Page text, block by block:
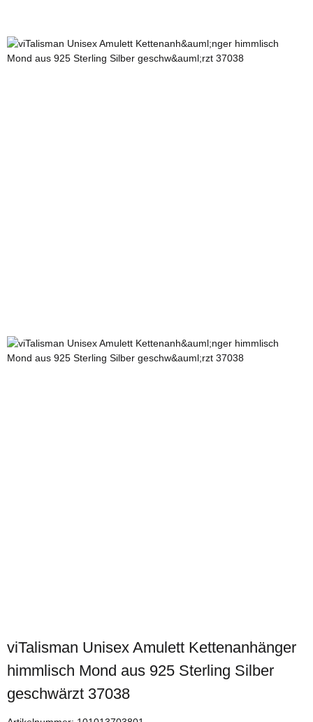
viTalisman Unisex Amulett Kettenanhänger
himmlisch Mond aus 925 Sterling Silber
geschwärzt 37038